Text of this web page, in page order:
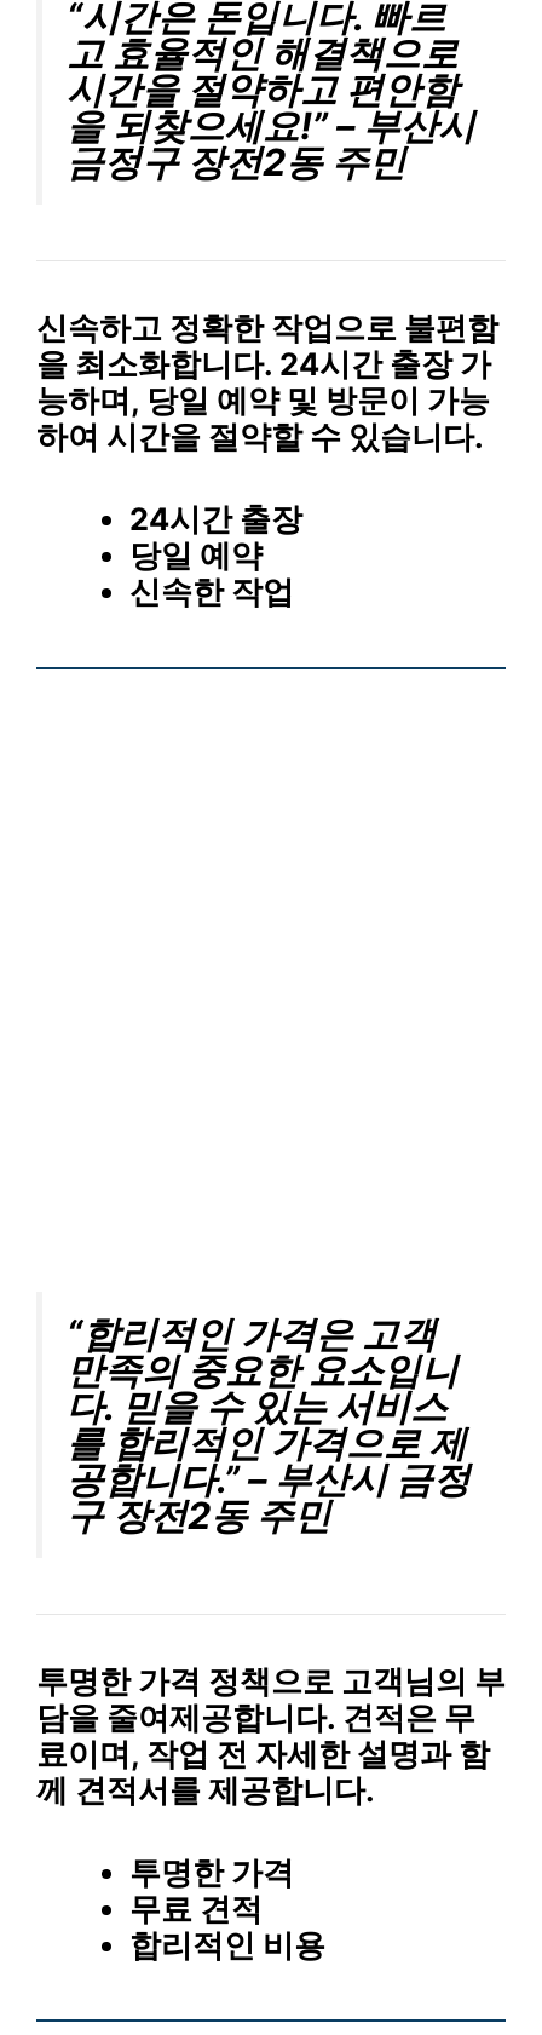
“시간은 돈입니다. 빠르
고 효율적인 해결책으로
시간을 절약하고 편안함
을 되찾으세요!” – 부산시
금정구 장전2동 주민
신속하고 정확한 작업으로 불편함
을 최소화합니다. 24시간 출장 가
능하며, 당일 예약 및 방문이 가능
하여 시간을 절약할 수 있습니다.
24시간 출장
당일 예약
신속한 작업
“합리적인 가격은 고객
만족의 중요한 요소입니
다. 믿을 수 있는 서비스
를 합리적인 가격으로 제
공합니다.” – 부산시 금정
구 장전2동 주민
투명한 가격 정책으로 고객님의 부
담을 줄여제공합니다. 견적은 무
료이며, 작업 전 자세한 설명과 함
께 견적서를 제공합니다.
투명한 가격
무료 견적
합리적인 비용